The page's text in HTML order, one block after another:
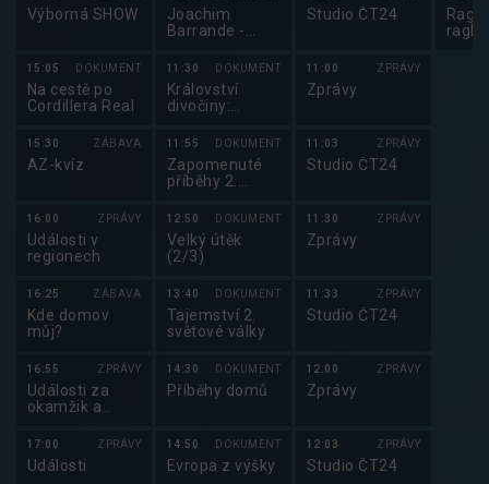
Výborná SHOW
15:05 DOKUMENT
Na cestě po
Cordillera Real
15:30 ZÁBAVA
AZ-kvíz
16:00 ZPRÁVY
Události v
regionech
16:25 ZÁBAVA
Kde domov
můj?
16:55 ZPRÁVY
Události za
okamžik a
17:00 ZPRÁVY
Události
Joachim
Barrande -
11:30 DOKUMENT
Království
divočiny:
11:55 DOKUMENT
Zapomenuté
příběhy 2.
(5/6)
12:50 DOKUMENT
Velký útěk
(2/3)
13:40 DOKUMENT
Tajemství 2.
světové války
14:30 DOKUMENT
Příběhy domů
14:50 DOKUMENT
Evropa z výšky
Studio ČT24
11:00 ZPRÁVY
Zprávy
11:03 ZPRÁVY
Studio ČT24
11:30 ZPRÁVY
Zprávy
11:33 ZPRÁVY
Studio ČT24
12:00 ZPRÁVY
Zprávy
12:03 ZPRÁVY
Studio ČT24
ragby